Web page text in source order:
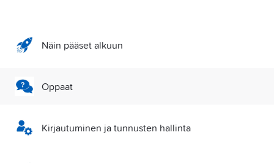
Näin pääset alkuun
Oppaat
Kirjautuminen ja tunnusten hallinta